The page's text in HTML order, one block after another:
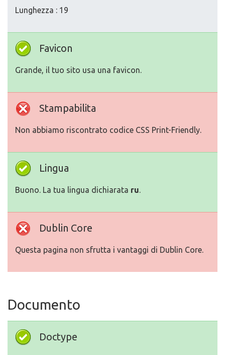
Lunghezza : 19
Favicon
Grande, il tuo sito usa una favicon.
Stampabilita
Non abbiamo riscontrato codice CSS Print-Friendly.
Lingua
Buono. La tua lingua dichiarata ru.
Dublin Core
Questa pagina non sfrutta i vantaggi di Dublin Core.
Documento
Doctype